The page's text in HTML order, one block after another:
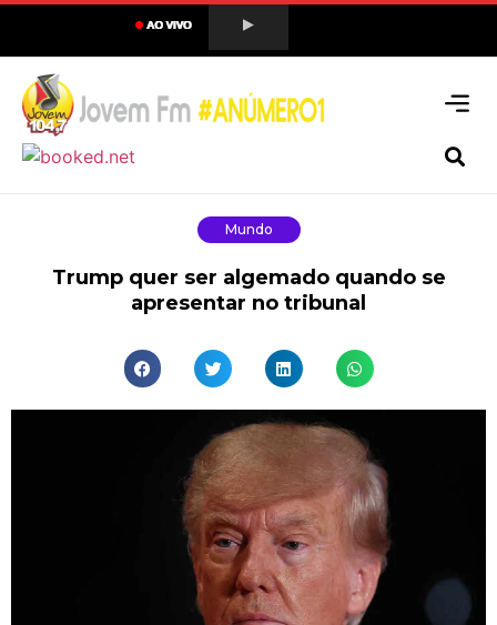
Mundo
Trump quer ser algemado quando se
apresentar no tribunal